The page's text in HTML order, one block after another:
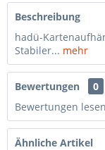
Beschreibung
hadü-
Stabiler... mehr
Bewertungen
0
Bewertungen
Ähnliche Artikel